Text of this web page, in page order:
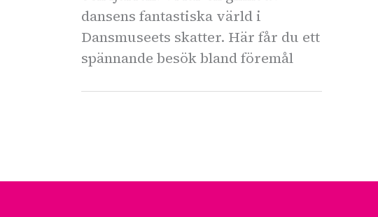
dansens fantastiska värld i
Dansmuseets skatter. Här får du ett
spännande besök bland föremål